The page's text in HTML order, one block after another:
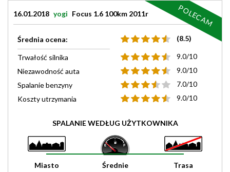
16.01.2018 yogi Focus 1.6 100km 2011r
Średnia ocena: (8.5)
Trwałość silnika
9.0/10
Niezawodność auta
9.0/10
Spalanie benzyny
7.0/10
Koszty utrzymania
9.0/10
SPALANIE WEDŁUG UŻYTKOWNIKA
Miasto Średnie Trasa
POLECAM